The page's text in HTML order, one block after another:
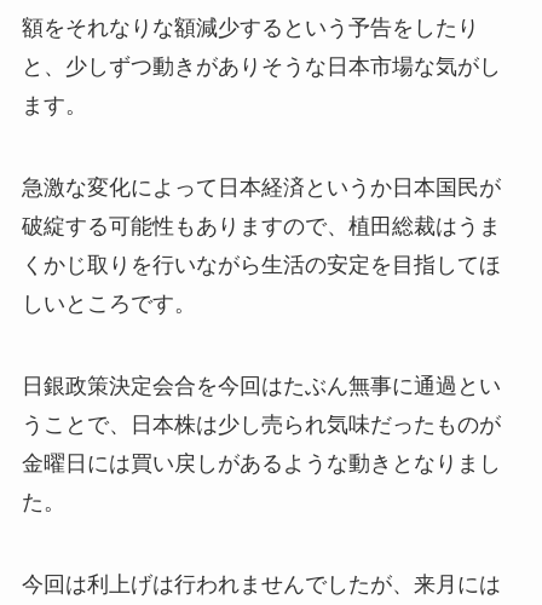
額をそれなりな額減少するという予告をしたり
と、少しずつ動きがありそうな日本市場な気がし
ます。
急激な変化によって日本経済というか日本国民が
破綻する可能性もありますので、植田総裁はうま
くかじ取りを行いながら生活の安定を目指してほ
しいところです。
日銀政策決定会合を今回はたぶん無事に通過とい
うことで、日本株は少し売られ気味だったものが
金曜日には買い戻しがあるような動きとなりまし
た。
今回は利上げは行われませんでしたが、来月には